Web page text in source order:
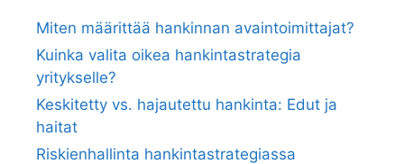
Miten määrittää hankinnan avaintoimittajat?
Kuinka valita oikea hankintastrategia
yritykselle?
Keskitetty vs. hajautettu hankinta: Edut ja
haitat
Riskienhallinta hankintastrategiassa